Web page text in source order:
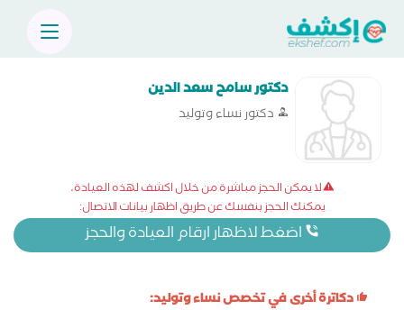
دكتور سامح سعد الدين
دكتور نساء وتوليد
لا يمكن الحجز مباشرة من خلال اكشف لهذه العيادة،
يمكنك الحجز بنفسك عن طريق اظهار بيانات الاتصال:
اضغط لاظهار ارقام العيادة والحجز
دكاترة أخرى في تخصص نساء وتوليد: